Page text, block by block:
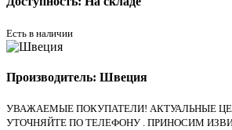
Есть в наличии
Производитель: Швеция
УВАЖАЕМЫЕ ПОКУПАТЕЛИ! АКТУАЛЬНЫЕ
УТОЧНЯЙТЕ ПО ТЕЛЕФОНУ . ПРИНОСИМ